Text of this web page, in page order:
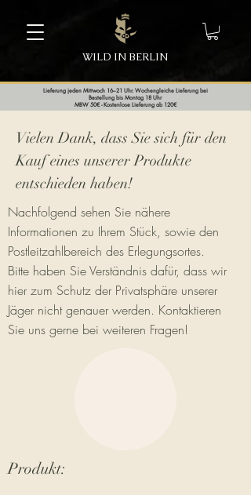
WILD IN BERLIN
Lieferung jeden Mittwoch 16–21 Uhr. Wochengleiche Lieferung bei
Bestellung bis Montag 18 Uhr
MBW 50€ - Kostenlose Lieferung ab 120€
Vielen Dank, dass Sie sich für den
Kauf eines unserer Produkte
entschieden haben!
Nachfolgend sehen Sie nähere
Informationen zu Ihrem Stück, sowie den
Postleitzahlbereich des Erlegungsortes.
Bitte haben Sie Verständnis dafür, dass wir
hier zum Schutz der Privatsphäre unserer
Jäger nicht genauer werden. Kontaktieren
Sie uns gerne bei weiteren Fragen!
Produkt: